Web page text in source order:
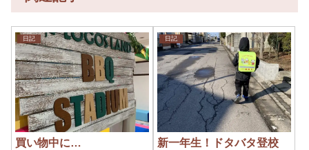
日記
買い物中に…
日記
新一年生！ドタバタ登校